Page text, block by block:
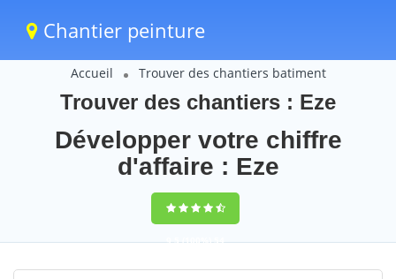
Chantier peinture
Accueil Trouver des chantiers batiment
Trouver des chantiers : Eze
Développer votre chiffre
d'affaire : Eze
9,5(100%)54
votes